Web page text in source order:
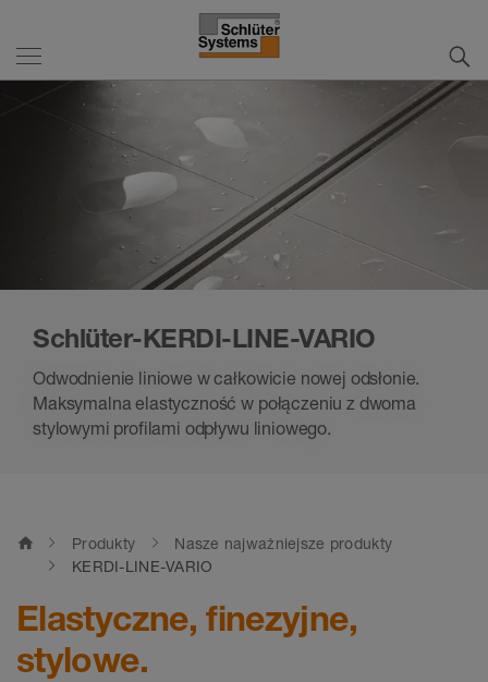
Schlüter-KERDI-LINE-VARIO
Odwodnienie liniowe w całkowicie nowej odsłonie.
Maksymalna elastyczność w połączeniu z dwoma
stylowymi profilami odpływu liniowego.
home Produkty
Nasze najważniejsze produkty
KERDI-LINE-VARIO
Elastyczne, finezyjne,
stylowe.